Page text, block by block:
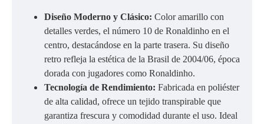
Diseño Moderno y Clásico: Color amarillo con
detalles verdes, el número 10 de Ronaldinho en el
centro, destacándose en la parte trasera. Su diseño
retro refleja la estética de la Brasil de 2004/06, época
dorada con jugadores como Ronaldinho.
Tecnología de Rendimiento: Fabricada en poliéster
de alta calidad, ofrece un tejido transpirable que
garantiza frescura y comodidad durante el uso. Ideal